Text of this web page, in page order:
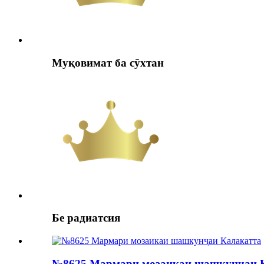
Муқовимат ба сӯхтан
Бе радиатсия